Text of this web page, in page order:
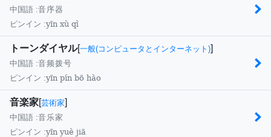
中国語 :音序器
ピンイン :yīn xù qì
トーンダイヤル[一般(コンピュータとインターネット)]
中国語 :音频拨号
ピンイン :yīn pín bō hào
音楽家[芸術家]
中国語 :音乐家
ピンイン :yīn yuè jiā